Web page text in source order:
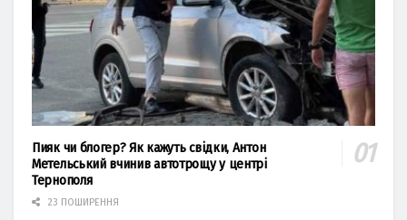
Пияк чи блогер? Як кажуть свідки, Антон
Метельський вчинив автотрощу у центрі
Тернополя
23 ПОШИРЕННЯ